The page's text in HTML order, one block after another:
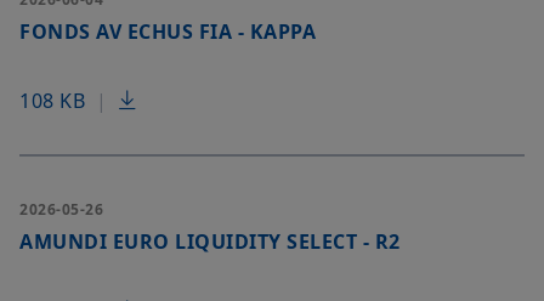
FONDS AV ECHUS FIA - KAPPA
108 KB |
2026-05-26
AMUNDI EURO LIQUIDITY SELECT - R2